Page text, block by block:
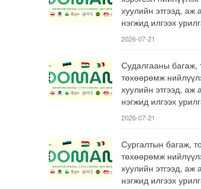
хуулийн этгээд, аж
нэгжид илгээх
2026-07-21
Судалгааны багаж,
төхөөрөмж
хуулийн этгээд, аж
нэгжид илгээх
2026-07-21
Сургалтын багаж,
төхөөрөмж
хуулийн этгээд, аж
нэгжид илгээх